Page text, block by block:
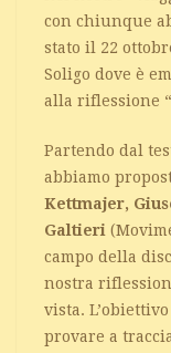
con chiunque
stato il 22
Soligo dove è
alla riflessione
Partendo dal
abbiamo
Kettmajer,
Galtieri
campo della
nostra
vista.
provare a